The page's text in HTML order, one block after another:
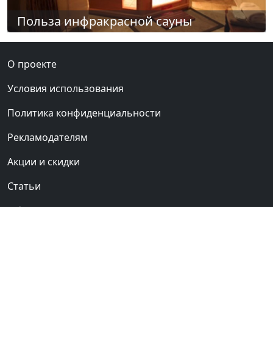
Польза инфракрасной сауны
О проекте
Условия использования
Политика конфиденциальности
Рекламодателям
Акции и скидки
Статьи
Обратная связь